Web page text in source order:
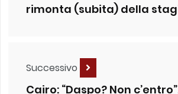
rimonta (subita) della
Successivo
Cairo: “Daspo? Non